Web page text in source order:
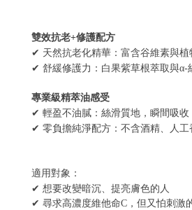
雙效抗老+修護配方
✔ 天然抗老化精華：富含谷維素與植
✔ 舒緩修護力：白果紫草根萃取與α-
專業級精萃油感受
✔ 輕盈不油膩：絲滑質地，瞬間吸收
✔ 零負擔純淨配方：不含酒精、人
適用對象：
✔ 想要改變暗沉、提亮膚色的人
✔ 尋求高濃度維他命C，但又怕刺激